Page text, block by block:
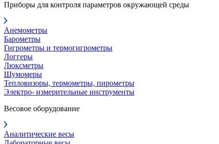
Приборы для контроля параметров окружающей среды
Анемометры
Барометры
Гигрометры и термогигрометры
Логгеры
Люксметры
Шумомеры
Тепловизоры, термометры, пирометры
Электро- измерительные инструменты
Весовое оборудование
Аналитические весы